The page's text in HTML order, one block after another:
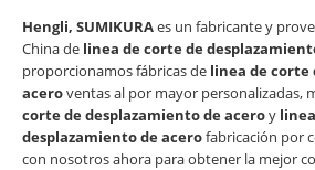
Hengli, SUMIKURAes un fabricante y
China de linea de corte de
proporcionamos fábricas de linea de corte
aceroventas al por mayor personalizadas,
corte de desplazamiento de aceroy
desplazamiento de acerofabricación por
con nosotros ahora para obtener la mejor